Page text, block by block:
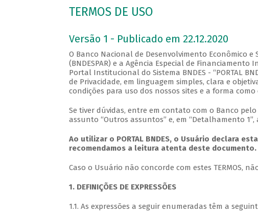
TERMOS DE USO
Versão 1 - Publicado em 22.12.2020
O Banco Nacional de Desenvolvimento Econômico e
(BNDESPAR) e a Agência Especial de
Portal Institucional do Sistema BNDES - “PORTAL
de Privacidade, em linguagem simples, clara e
condições para uso dos nossos sites e a forma
Se tiver dúvidas, entre em contato com o Banco pelo
assunto “Outros assuntos” e, em “Detalhamento 1”,
Ao utilizar o PORTAL BNDES, o Usuário declara
recomendamos a leitura atenta deste documento.
Caso o Usuário não concorde com estes TERMOS,
1. DEFINIÇÕES DE EXPRESSÕES
1.1. As expressões a seguir enumeradas têm a